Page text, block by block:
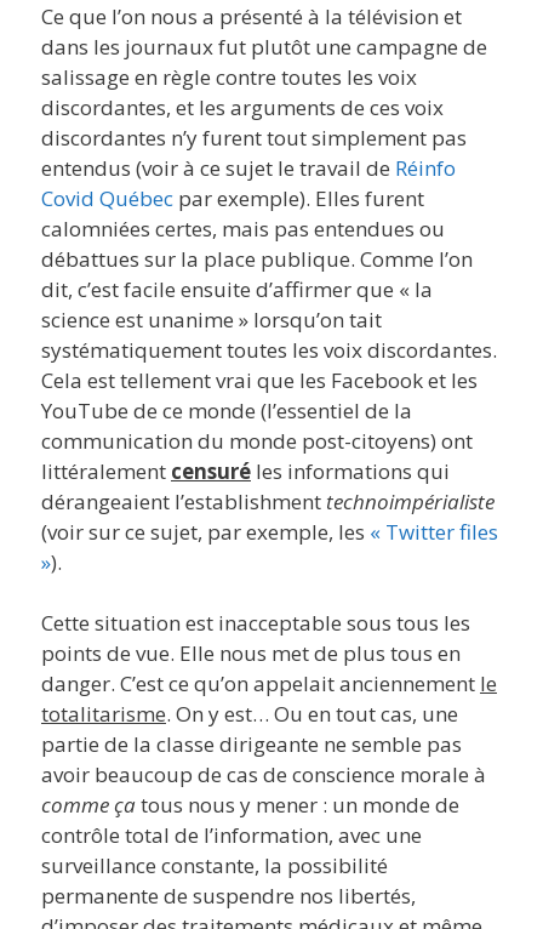
Ce que l’on nous a présenté à la télévision et
dans les journaux fut plutôt une campagne de
salissage en règle contre toutes les voix
discordantes, et les arguments de ces voix
discordantes n’y furent tout simplement pas
entendus (voir à ce sujet le travail de Réinfo
Covid Québec par exemple). Elles furent
calomniées certes, mais pas entendues ou
débattues sur la place publique. Comme l’on
dit, c’est facile ensuite d’affirmer que « la
science est unanime » lorsqu’on tait
systématiquement toutes les voix discordantes.
Cela est tellement vrai que les Facebook et les
YouTube de ce monde (l’essentiel de la
communication du monde post-citoyens) ont
littéralement censuré les informations qui
dérangeaient l’establishment technoimpérialiste
(voir sur ce sujet, par exemple, les « Twitter files
»).
Cette situation est inacceptable sous tous les
points de vue. Elle nous met de plus tous en
danger. C’est ce qu’on appelait anciennement le
totalitarisme. On y est… Ou en tout cas, une
partie de la classe dirigeante ne semble pas
avoir beaucoup de cas de conscience morale à
comme çatous nous y mener : un monde de
contrôle total de l’information, avec une
surveillance constante, la possibilité
permanente de suspendre nos libertés,